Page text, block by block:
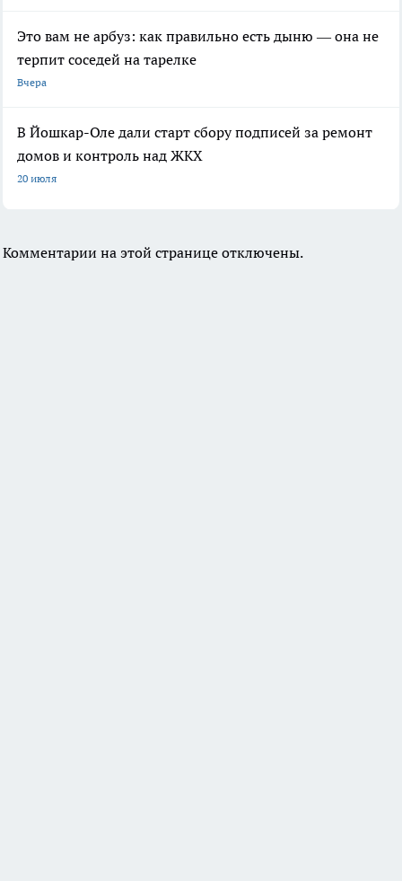
Это вам не арбуз: как правильно есть дыню — она не
терпит соседей на тарелке
Вчера
В Йошкар-Оле дали старт сбору подписей за ремонт
домов и контроль над ЖКХ
20 июля
Комментарии на этой странице отключены.